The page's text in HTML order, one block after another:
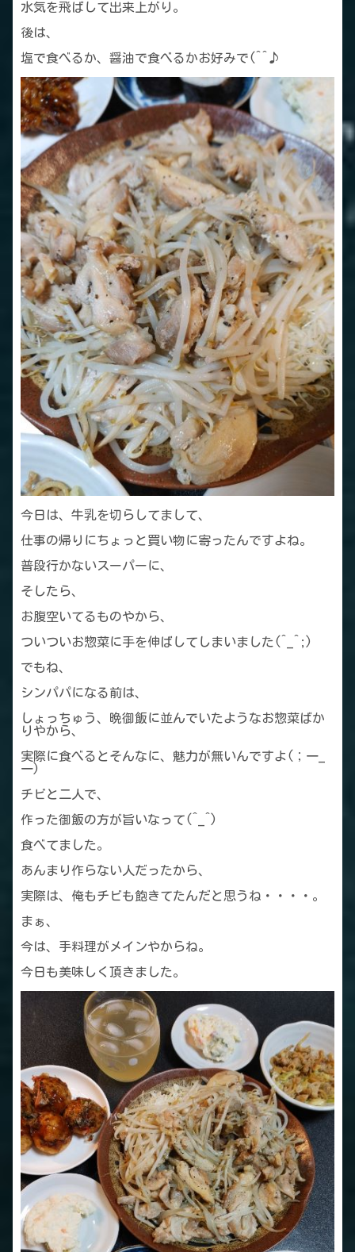
水気を飛ばして出来上がり。
後は、
塩で食べるか、醤油で食べるかお好みで(^^♪
今日は、牛乳を切らしてまして、
仕事の帰りにちょっと買い物に寄ったんですよね。
普段行かないスーパーに、
そしたら、
お腹空いてるものやから、
ついついお惣菜に手を伸ばしてしまいました(^_^;)
でもね、
シンパパになる前は、
しょっちゅう、晩御飯に並んでいたようなお惣菜ばか
りやから、
実際に食べるとそんなに、魅力が無いんですよ(；一_
一)
チビと二人で、
作った御飯の方が旨いなって(^_^)
食べてました。
あんまり作らない人だったから、
実際は、俺もチビも飽きてたんだと思うね・・・・。
まぁ、
今は、手料理がメインやからね。
今日も美味しく頂きました。